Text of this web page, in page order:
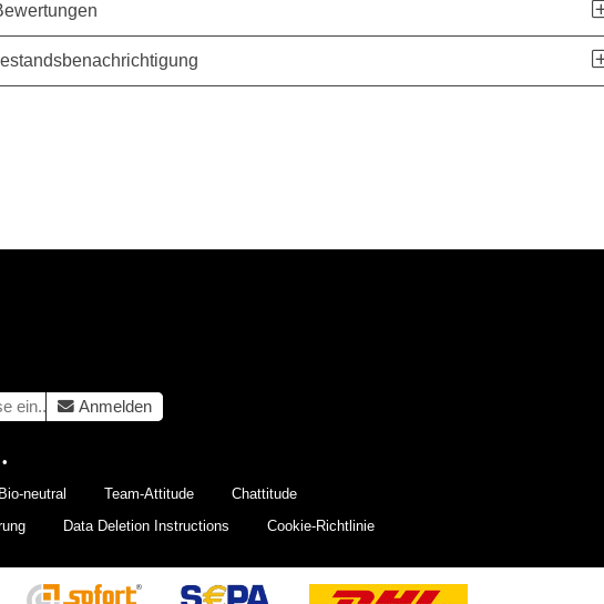
Anmelden
•
Bio-neutral Team-Attitude
Chattitude
Data Deletion Instructions Cookie-Richtlinie